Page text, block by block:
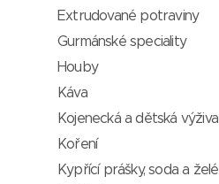
Extrudované potraviny
Gurmánské speciality
Houby
Káva
Kojenecká a dětská výživa
Koření
Kypřící prášky, soda a želé